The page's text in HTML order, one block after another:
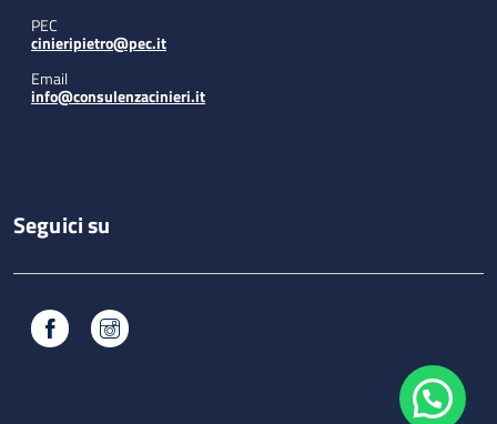
PEC
cinieripietro@pec.it
Email
info@consulenzacinieri.it
Seguici su
Facebook